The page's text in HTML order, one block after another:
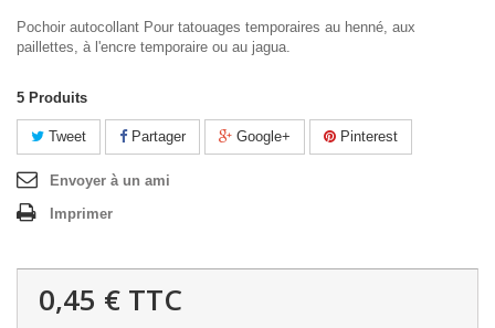
Pochoir autocollant Pour tatouages temporaires au henné, aux
paillettes, à l'encre temporaire ou au jagua.
5 Produits
Tweet Partager Google+ Pinterest
Envoyer à un ami
Imprimer
0,45 € TTC